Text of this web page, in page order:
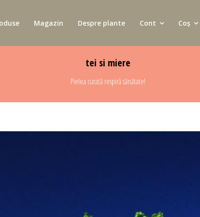
Magazin Despre plante Cont Coș
tei si miere
Pielea curată respiră sănătate!